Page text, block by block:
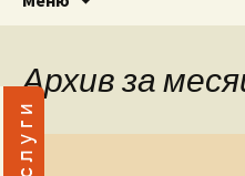
Архив за